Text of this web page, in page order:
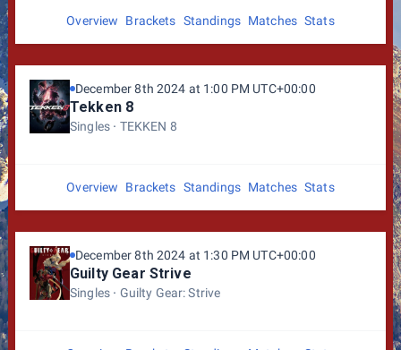
Overview Brackets Standings Matches Stats
December 8th 2024 at 1:00 PM UTC+00:00
Tekken 8
Singles TEKKEN 8
Overview Brackets Standings Matches Stats
December 8th 2024 at 1:30 PM UTC+00:00
Guilty Gear Strive
Singles Guilty Gear: Strive